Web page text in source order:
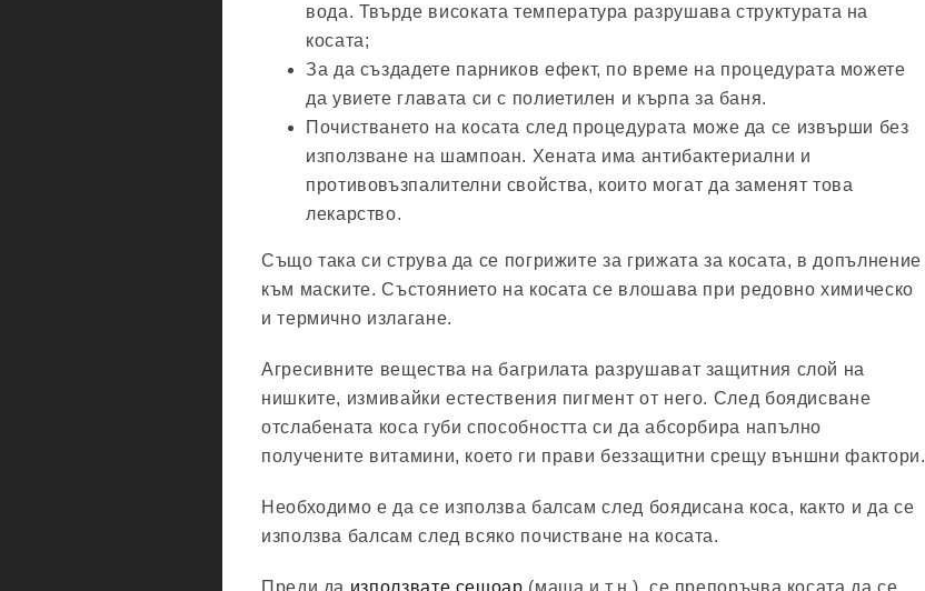
вода. Твърде високата температура разрушава структурата на
косата;
За да създадете парников ефект, по време на процедурата можете
да увиете главата си с полиетилен и кърпа за баня.
Почистването на косата след процедурата може да се извърши без
използване на шампоан. Хената има антибактериални и
противовъзпалителни свойства, които могат да заменят това
лекарство.
Също така си струва да се погрижите за грижата за косата, в допълнение
към маските. Състоянието на косата се влошава при редовно химическо
и термично излагане.
Агресивните вещества на багрилата разрушават защитния слой на
нишките, измивайки естествения пигмент от него. След боядисване
отслабената коса губи способността си да абсорбира напълно
получените витамини, което ги прави беззащитни срещу външни фактори.
Необходимо е да се използва балсам след боядисана коса, както и да се
използва балсам след всяко почистване на косата.
Преди да използвате сешоар (маша и т.н.), се препоръчва косата да се